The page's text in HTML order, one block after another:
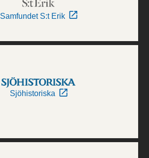
Samfundet S:t Erik
Sjöhistoriska